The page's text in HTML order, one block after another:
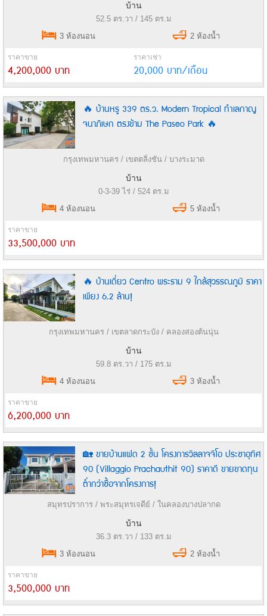
บ้าน
52.5 ตร.วา / 145 ตร.ม
3 ห้องนอน
2 ห้องน้ำ
ราคาขาย
4,200,000 บาท
ราคาเช่า
20,000 บาท/เดือน
🔥 บ้านหรู 339 ตร.ว. Modern Tropical ทำเลกาญ
จนาภิเษก ตรงข้าม The Paseo Park 🔥
กรุงเทพมหานคร / เขตตลิ่งชัน / บางระมาด
บ้าน
0-3-39 ไร่ / 524 ตร.ม
4 ห้องนอน
5 ห้องน้ำ
ราคาขาย
33,500,000 บาท
🔥 บ้านเดี่ยว Centro พระราม 9 ใกล้สุวรรณภูมิ ราคา
เพียง 6.2 ล้าน!
กรุงเทพมหานคร / เขตลาดกระบัง / คลองสองต้นนุ่น
บ้าน
59.8 ตร.วา / 175 ตร.ม
4 ห้องนอน
3 ห้องน้ำ
ราคาขาย
6,200,000 บาท
🏡 ขายบ้านแฝด 2 ชั้น โครงการวิลลาจจิโอ ประชาอุทิศ
90 (Villaggio Prachauthit 90) ราคาดี ขายขาดทุน
ต่ำกว่าซื้อจากโครงการ!
สมุทรปราการ / พระสมุทรเจดีย์ / ในคลองบางปลากด
บ้าน
36.3 ตร.วา / 133 ตร.ม
3 ห้องนอน
2 ห้องน้ำ
ราคาขาย
3,500,000 บาท